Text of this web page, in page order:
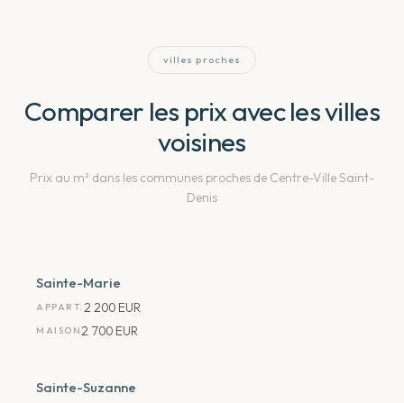
villes proches
Comparer les prix avec les villes
voisines
Prix au m² dans les communes proches de Centre-Ville Saint-
Denis
Sainte-Marie
APPART. 2 200 EUR
MAISON2 700 EUR
Sainte-Suzanne